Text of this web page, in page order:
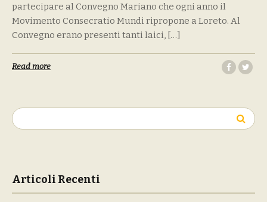
partecipare al Convegno Mariano che ogni anno il
Movimento Consecratio Mundi ripropone a Loreto. Al
Convegno erano presenti tanti laici, […]
Read more
Ricerca
per:
Articoli Recenti